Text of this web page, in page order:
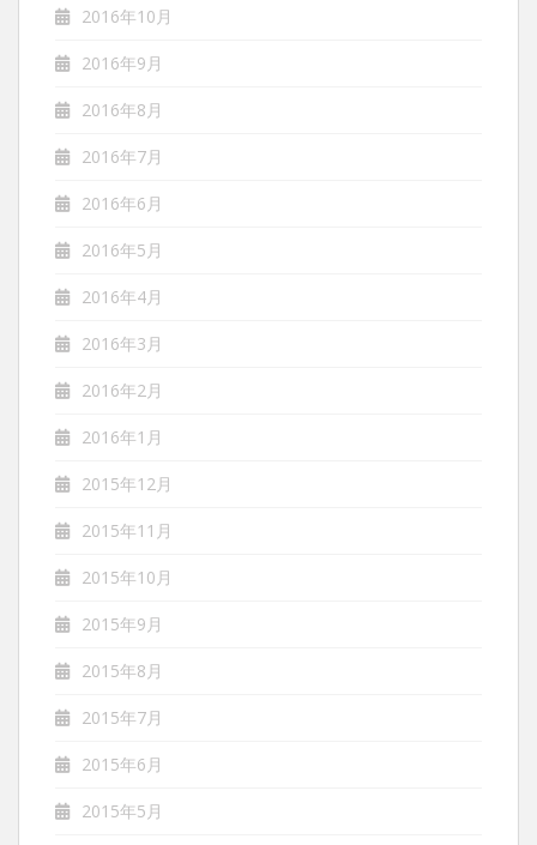
2016年10月
2016年9月
2016年8月
2016年7月
2016年6月
2016年5月
2016年4月
2016年3月
2016年2月
2016年1月
2015年12月
2015年11月
2015年10月
2015年9月
2015年8月
2015年7月
2015年6月
2015年5月